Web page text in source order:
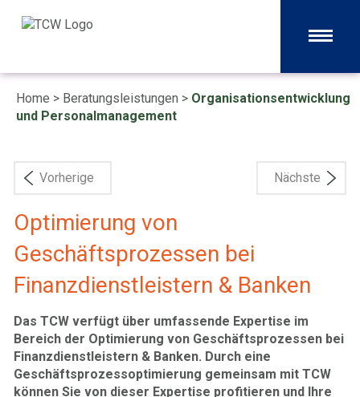
Home > Beratungsleistungen > Organisationsentwicklung
und Personalmanagement
Vorherige Nächste
Optimierung von
Geschäftsprozessen bei
Finanzdienstleistern & Banken
Das TCW verfügt über umfassende Expertise im
Bereich der Optimierung von Geschäftsprozessen bei
Finanzdienstleistern & Banken. Durch eine
Geschäftsprozessoptimierung gemeinsam mit TCW
können Sie von dieser Expertise profitieren und Ihre